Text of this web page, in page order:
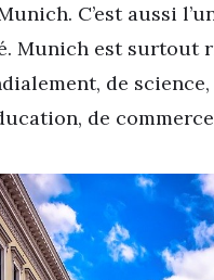
C’est aussi
Munich est surtout
de
de